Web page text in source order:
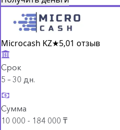
Microcash KZ★5,01 отзыв
Срок
5 – 30 дн.
Сумма
10 000 - 184 000 ₸